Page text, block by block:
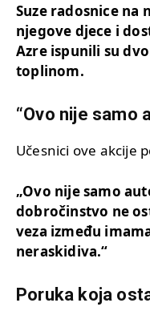
Suze radosnice na
njegove djece i
Azre ispunili su
toplinom.
“Ovo nije samo
Učesnici ove akcije
„Ovo nije samo
dobročinstvo ne
veza između
neraskidiva.“
Poruka koja